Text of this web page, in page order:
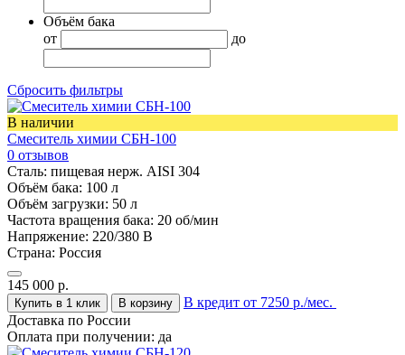
Объём бака
от
до
Сбросить фильтры
В наличии
Смеситель химии СБН-100
0 отзывов
Сталь: пищевая нерж. AISI 304
Объём бака: 100 л
Объём загрузки: 50 л
Частота вращения бака: 20 об/мин
Напряжение: 220/380 В
Страна: Россия
145 000 р.
Купить в 1 клик В корзину
В кредит от 7250 р./мес.
Доставка по России
Оплата при получении: да